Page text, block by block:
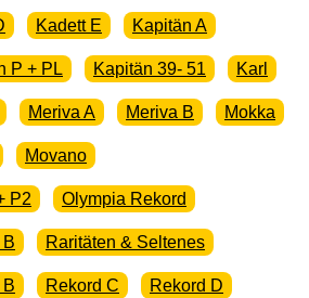
Kadett E Kapitän A
P + PL Kapitän 39- 51 Karl
Meriva A Meriva B Mokka
Movano
P2 Olympia Rekord
Raritäten & Seltenes
B Rekord C Rekord D